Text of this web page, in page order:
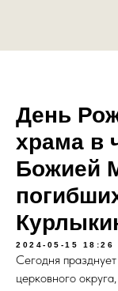
День
храма в
Божией
2024-05-15 18:26
Сегодня
церковного